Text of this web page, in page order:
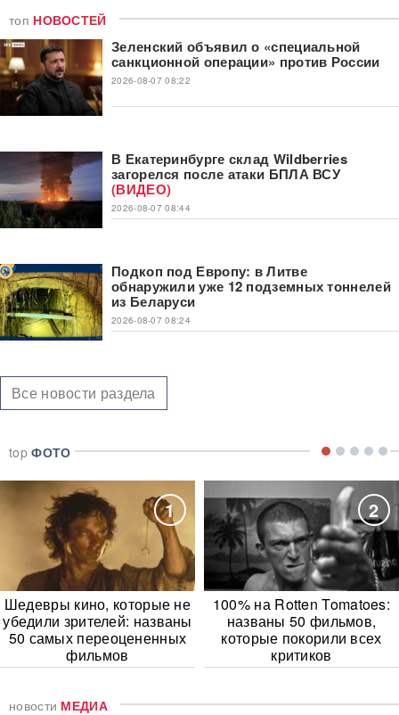
топ НОВОСТЕЙ
Зеленский объявил о «специальной
санкционной операции» против России
2026-08-07 08:22
В Екатеринбурге склад Wildberries
загорелся после атаки БПЛА ВСУ
(ВИДЕО)
2026-08-07 08:44
Подкоп под Европу: в Литве
обнаружили уже 12 подземных тоннелей
из Беларуси
2026-08-07 08:24
Все новости раздела
topФОТО
1
Шедевры кино, которые не
убедили зрителей: названы
50 самых переоцененных
фильмов
2
100% на Rotten Tomatoes:
названы 50 фильмов,
которые покорили всех
критиков
новости МЕДИА